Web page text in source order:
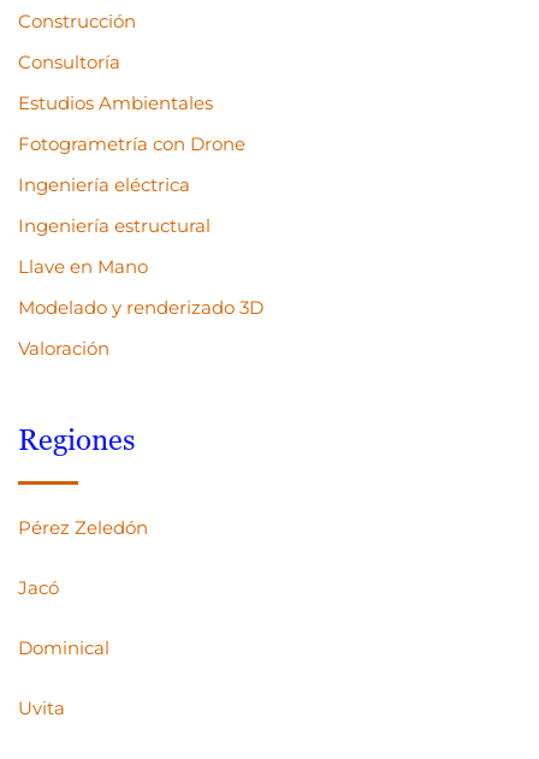
Construcción
Consultoría
Estudios Ambientales
Fotogrametría con Drone
Ingeniería eléctrica
Ingeniería estructural
Llave en Mano
Modelado y renderizado 3D
Valoración
Regiones
Pérez Zeledón
Jacó
Dominical
Uvita